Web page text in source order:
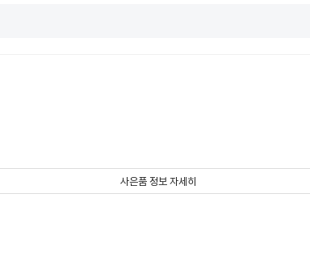
사은품 정보 자세히